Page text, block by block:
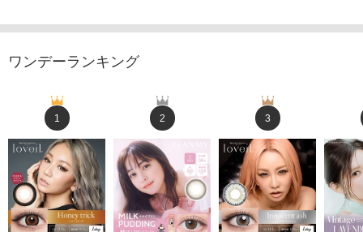
ワンデーランキング
1 2 3